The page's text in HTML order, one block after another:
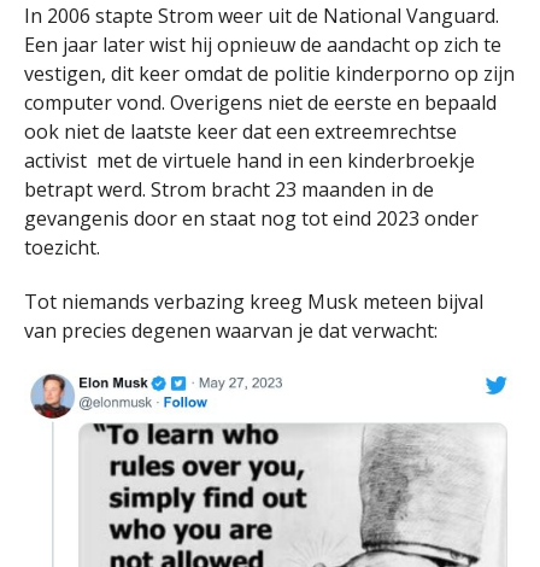
In 2006 stapte Strom weer uit de National Vanguard.
Een jaar later wist hij opnieuw de aandacht op zich te
vestigen, dit keer omdat de politie kinderporno op zijn
computer vond. Overigens niet de eerste en bepaald
ook niet de laatste keer dat een extreemrechtse
activist met de virtuele hand in een kinderbroekje
betrapt werd. Strom bracht 23 maanden in de
gevangenis door en staat nog tot eind 2023 onder
toezicht.
Tot niemands verbazing kreeg Musk meteen bijval
van precies degenen waarvan je dat verwacht: